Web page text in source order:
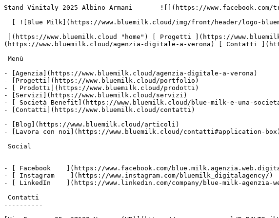
Stand Vinitaly 2025 Albino Armani       ![](https://www.facebook.com/
(https://www.bluemilk.cloud/agenzia-digitale-a-verona) [ Contatti
- [Agenzia](https://www.bluemilk.cloud/agenzia-digitale-a-verona)
- [Progetti](https://www.bluemilk.cloud/portfolio)
- [ Prodotti](https://www.bluemilk.cloud/prodotti)
- [Servizi](https://www.bluemilk.cloud/servizi)
- [ Società Benefit](https://www.bluemilk.cloud/blue-milk-e-una-
- [Contatti](https://www.bluemilk.cloud/contatti)
- [Blog](https://www.bluemilk.cloud/articoli)
- [Lavora con noi](https://www.bluemilk.cloud/contatti#application-box)
--------
- [ Facebook    ](https://www.facebook.com/
- [ Instagram    ](https://www.instagram.com/bluemilk_digitalagency/)
- [ LinkedIn    ](https://www.linkedin.com/company/blue-milk-agenzia-
----------